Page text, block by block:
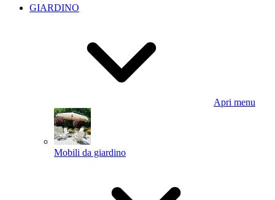
GIARDINO
Apri menu
Mobili da giardino